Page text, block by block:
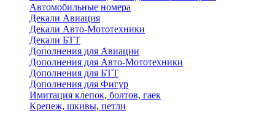
Автомобильные номера
Декали Авиация
Декали Авто-Мототехники
Декали БТТ
Дополнения для Авиации
Дополнения для Авто-Мототехники
Дополнения для БТТ
Дополнения для Фигур
Имитация клепок, болтов, гаек
Крепеж, шкивы, петли